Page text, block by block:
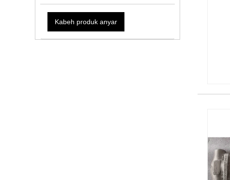
Kabeh produk anyar